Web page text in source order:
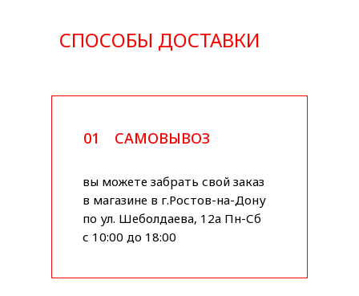
СПОСОБЫ ДОСТАВКИ
САМОВЫВОЗ
01
вы можете забрать свой заказ
в магазине в г.Ростов-на-Дону
по ул. Шеболдаева, 12а Пн-Сб
с 10:00 до 18:00